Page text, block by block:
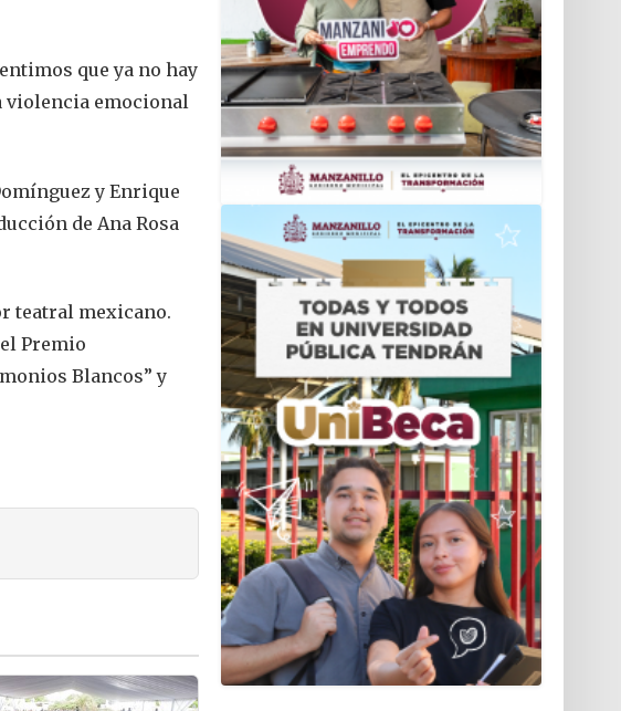
que ya no hay
violencia emocional
y Enrique
de Ana Rosa
teatral mexicano.
Premio
Blancos” y